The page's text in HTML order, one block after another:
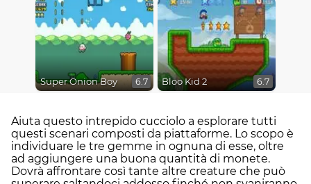
Super Onion Boy 6.7 Bloo Kid 2 6.7
Aiuta questo intrepido cucciolo a esplorare tutti
questi scenari composti da piattaforme. Lo scopo è
individuare le tre gemme in ognuna di esse, oltre
ad aggiungere una buona quantità di monete.
Dovrà affrontare così tante altre creature che può